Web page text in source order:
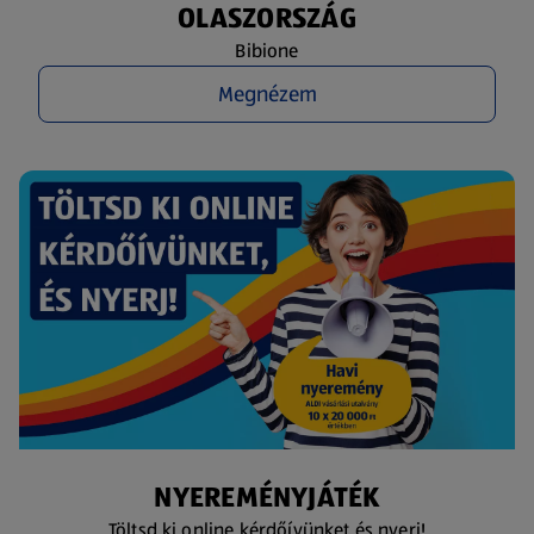
OLASZORSZÁG
Bibione
Megnézem
NYEREMÉNYJÁTÉK